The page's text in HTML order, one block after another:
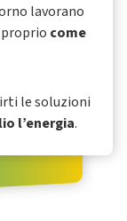
lavorano
come
le soluzioni
l’energia.